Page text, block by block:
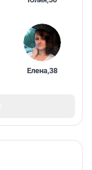
Елена,38